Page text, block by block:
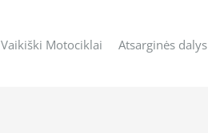
Vaikiški Motociklai Atsarginės dalys